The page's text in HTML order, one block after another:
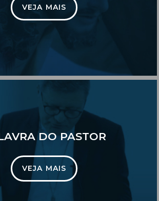
VEJA MAIS
DO PASTOR
VEJA MAIS